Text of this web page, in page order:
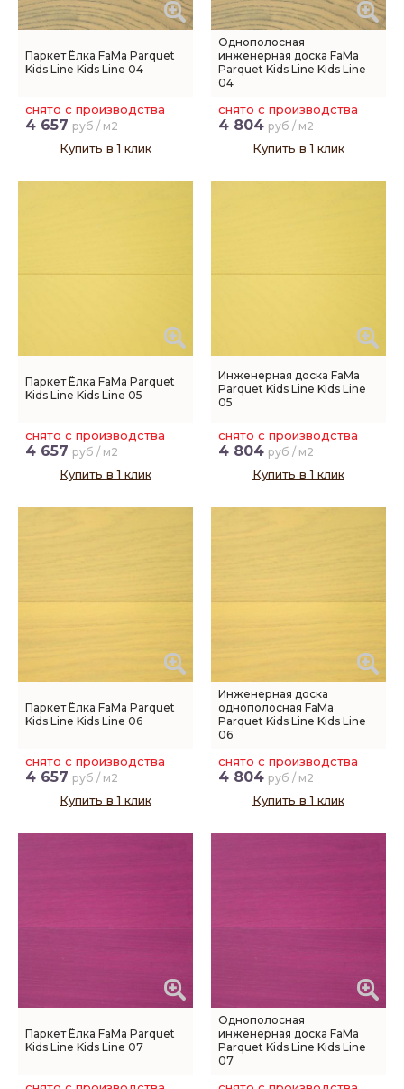
Паркет Ёлка FaMa Parquet
Kids Line Kids Line 04
снято с производства
4 657 руб / м2
Купить в 1 клик
Однополосная
инженерная доска FaMa
Parquet Kids Line Kids Line
04
снято с производства
4 804 руб / м2
Купить в 1 клик
Паркет Ёлка FaMa Parquet
Kids Line Kids Line 05
снято с производства
4 657 руб / м2
Купить в 1 клик
Инженерная доска FaMa
Parquet Kids Line Kids Line
05
снято с производства
4 804 руб / м2
Купить в 1 клик
Паркет Ёлка FaMa Parquet
Kids Line Kids Line 06
снято с производства
4 657 руб / м2
Купить в 1 клик
Инженерная доска
однополосная FaMa
Parquet Kids Line Kids Line
06
снято с производства
4 804 руб / м2
Купить в 1 клик
Паркет Ёлка FaMa Parquet
Kids Line Kids Line 07
Однополосная
инженерная доска FaMa
Parquet Kids Line Kids Line
07